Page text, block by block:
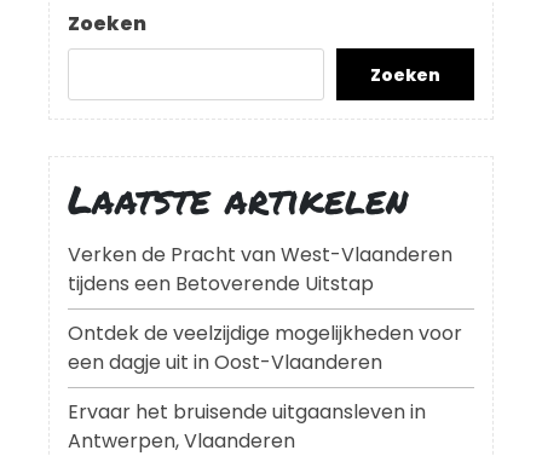
Zoeken
Zoeken
Laatste artikelen
Verken de Pracht van West-Vlaanderen
tijdens een Betoverende Uitstap
Ontdek de veelzijdige mogelijkheden voor
een dagje uit in Oost-Vlaanderen
Ervaar het bruisende uitgaansleven in
Antwerpen, Vlaanderen